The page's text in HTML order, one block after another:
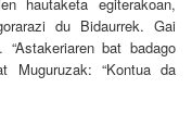
du Bidaurrek. Gai
bat badago
Muguruzak: “Kontua da